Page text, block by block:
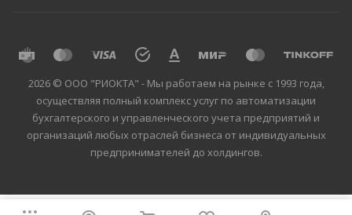
2026 © ООО "РИОКТА" - Мы работаем на рынке с 1993 года,
осуществляя полный комплекс услуг по автоматизации
бухгалтерского и управленческого учета предприятий и
организаций любых отраслей бизнеса от индивидуальных
предпринимателей до холдингов.